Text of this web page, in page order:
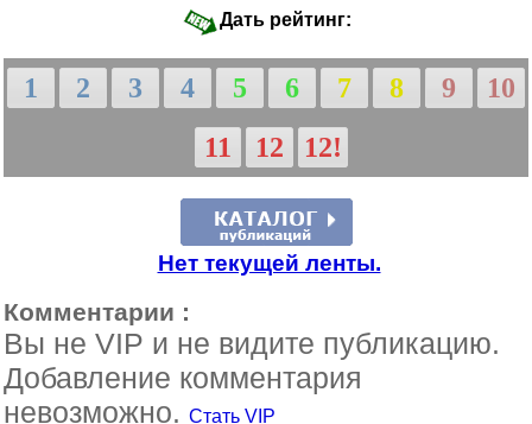
Дать рейтинг:
1 2 3 4 5 6 7 8 9
10
11
12 12!
Нет текущей ленты.
Комментарии :
Вы не VIP и не видите публикацию.
Добавление комментария
невозможно. Стать VIP